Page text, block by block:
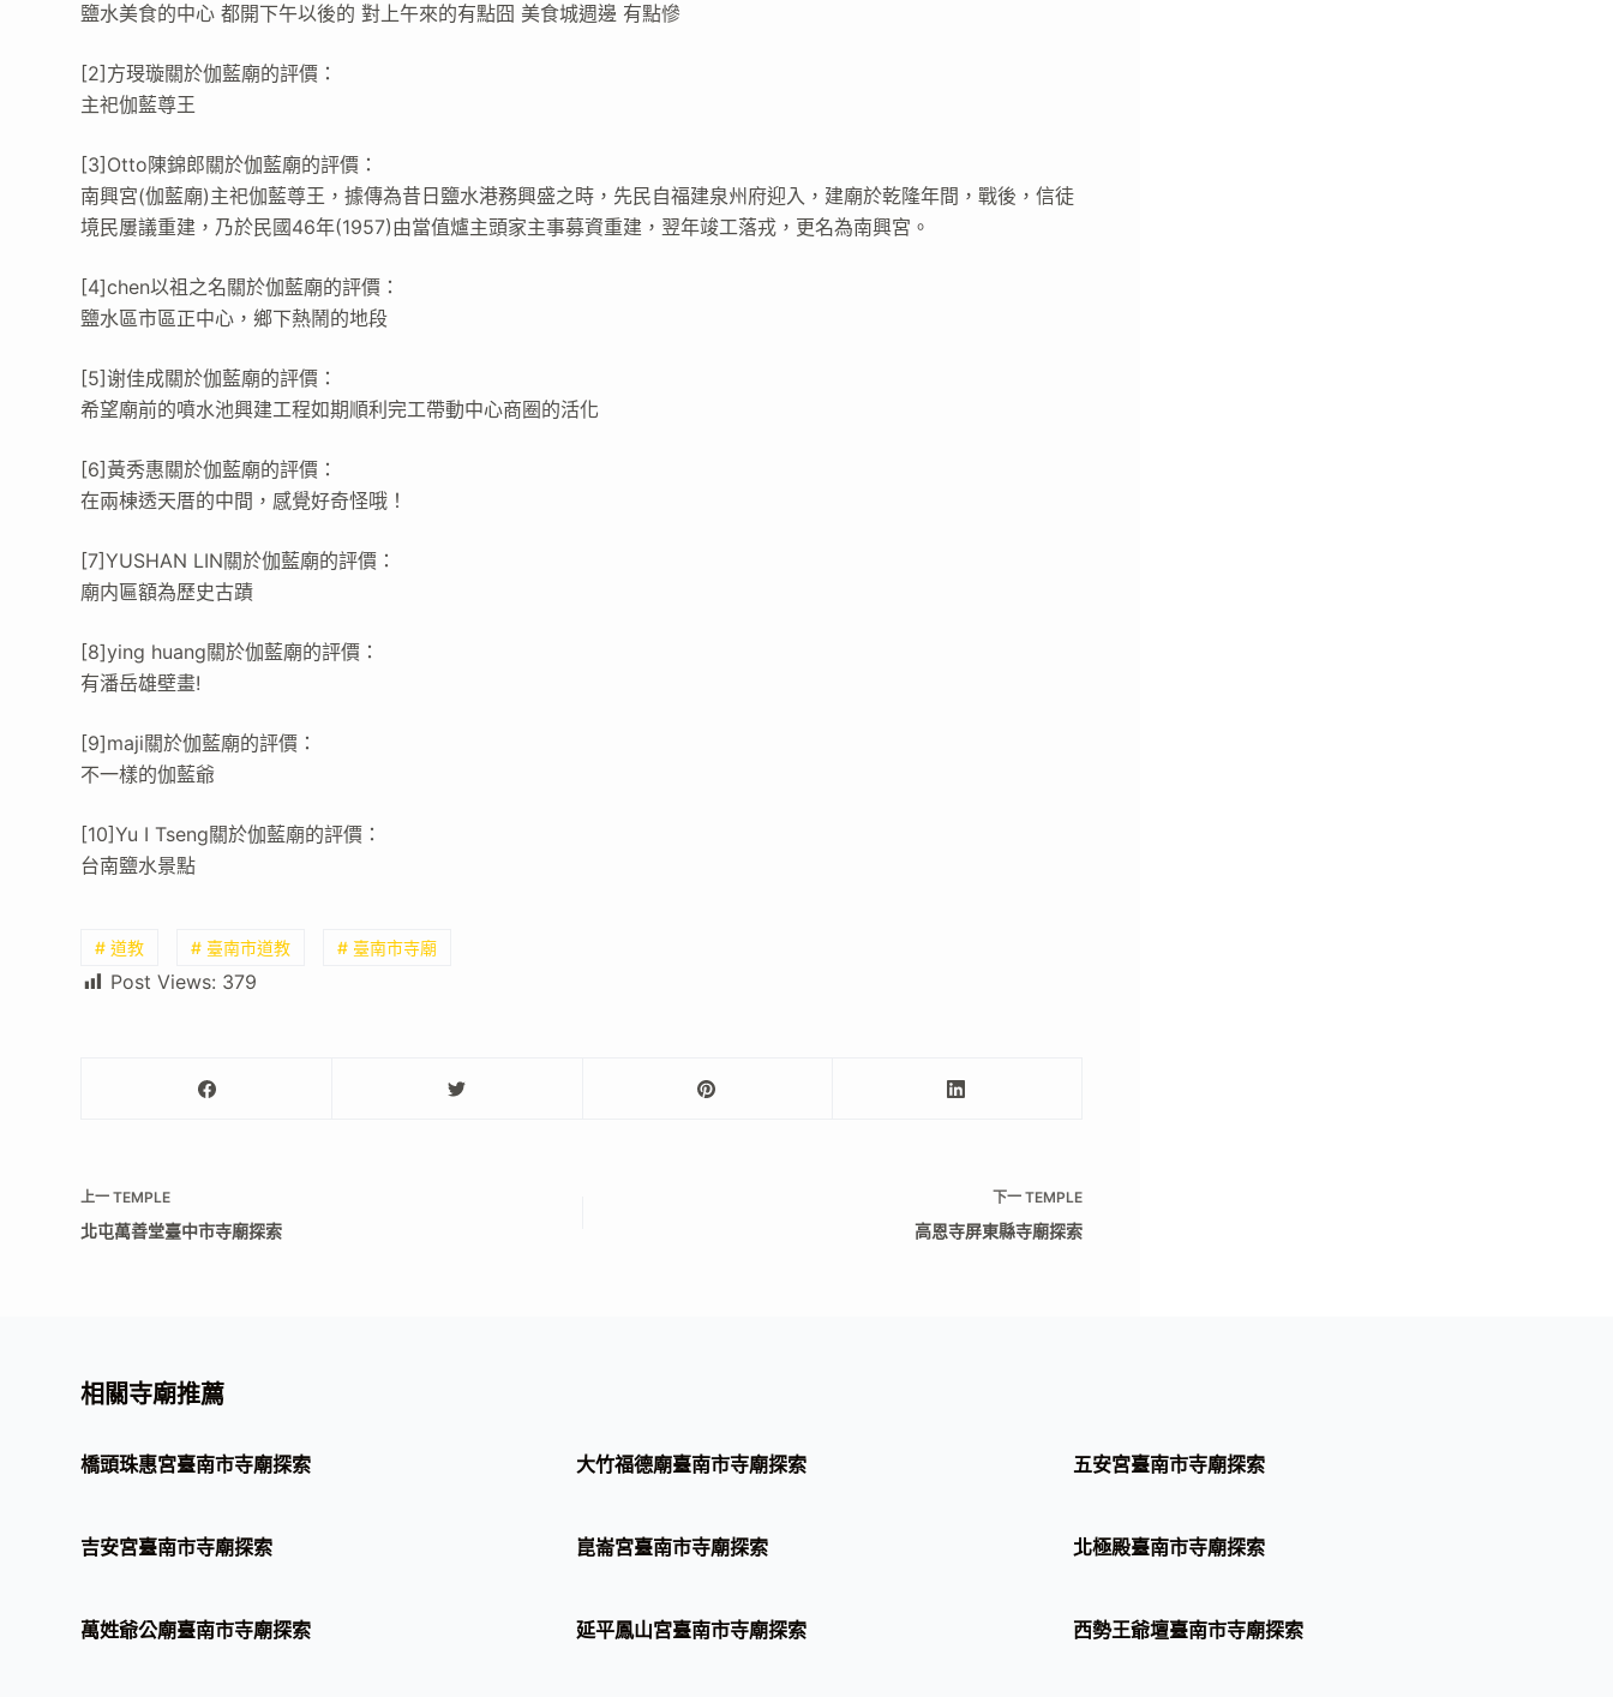
鹽水美食的中心 都開下午以後的 對上午來的有點囧 美食城週邊 有點慘
[2]方琝璇關於伽藍廟的評價：
主祀伽藍尊王
[3]Otto陳錦郎關於伽藍廟的評價：
南興宮(伽藍廟)主祀伽藍尊王，據傳為昔日鹽水港務興盛之時，先民自福建泉州府迎入，建廟於乾隆年間，戰後，信徒
境民屢議重建，乃於民國46年(1957)由當值爐主頭家主事募資重建，翌年竣工落戎，更名為南興宮。
[4]chen以祖之名關於伽藍廟的評價：
鹽水區市區正中心，鄉下熱鬧的地段
[5]谢佳成關於伽藍廟的評價：
希望廟前的噴水池興建工程如期順利完工帶動中心商圈的活化
[6]黃秀惠關於伽藍廟的評價：
在兩棟透天厝的中間，感覺好奇怪哦！
[7]YUSHAN LIN關於伽藍廟的評價：
廟内匾額為歷史古蹟
[8]ying huang關於伽藍廟的評價：
有潘岳雄壁畫!
[9]maji關於伽藍廟的評價：
不一樣的伽藍爺
[10]Yu I Tseng關於伽藍廟的評價：
台南鹽水景點
# 道教 # 臺南市道教 # 臺南市寺廟
Post Views: 379
上一TEMPLE
北屯萬善堂臺中市寺廟探索
下一 TEMPLE
高恩寺屏東縣寺廟探索
相關寺廟推薦
橋頭珠惠宮臺南市寺廟探索 大竹福德廟臺南市寺廟探索 五安宮臺南市寺廟探索
吉安宮臺南市寺廟探索 崑崙宮臺南市寺廟探索 北極殿臺南市寺廟探索
萬姓爺公廟臺南市寺廟探索 延平鳳山宮臺南市寺廟探索 西勢王爺壇臺南市寺廟探索